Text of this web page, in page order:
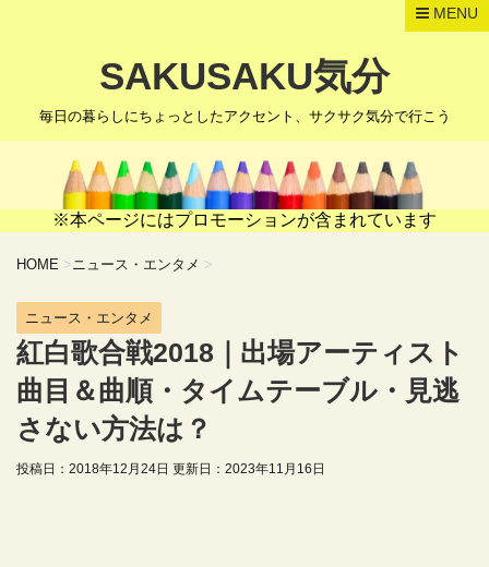
MENU
SAKUSAKU気分
毎日の暮らしにちょっとしたアクセント、サクサク気分で行こう
※本ページにはプロモーションが含まれています
HOME >ニュース・エンタメ >
ニュース・エンタメ
紅白歌合戦2018｜出場アーティスト
曲目＆曲順・タイムテーブル・見逃
さない方法は？
投稿日：2018年12月24日 更新日： 2023年11月16日